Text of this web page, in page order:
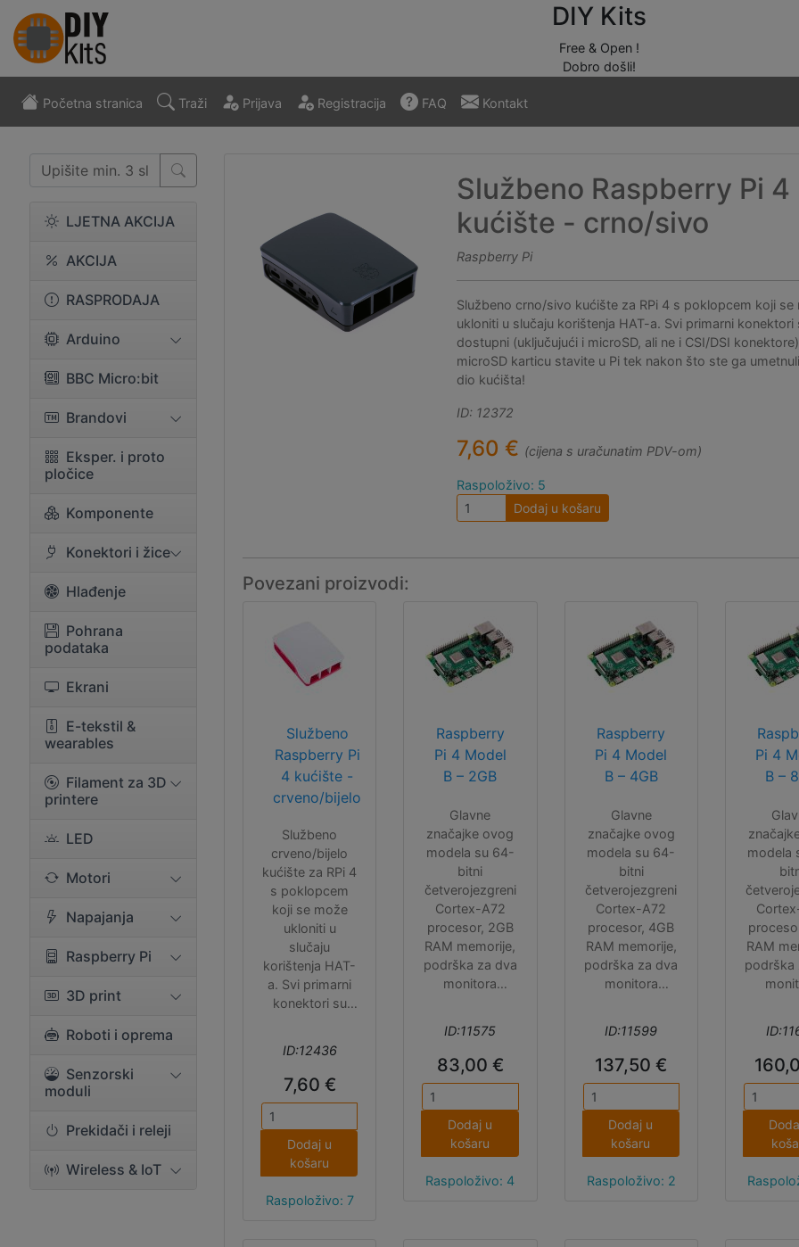
DIY Kits
Free & Open !
Dobro došli!
Početna stranica Traži Prijava Registracija FAQ Kontakt
LJETNA AKCIJA
AKCIJA
RASPRODAJA
Arduino
BBC Micro:bit
Brandovi
Eksper. i proto
pločice
Komponente
Konektori i žice
Hlađenje
Pohrana
podataka
Ekrani
E-tekstil &
wearables
Filament za 3D
printere
LED
Motori
Napajanja
Raspberry Pi
3D print
Roboti i oprema
Senzorski
moduli
Prekidači i releji
Wireless & IoT
Službeno Raspberry Pi 4
kućište - crno/sivo
Raspberry Pi
Službeno crno/sivo kućište za RPi 4 s poklopcem koji se
ukloniti u slučaju korištenja HAT-a. Svi primarni konektori
dostupni (uključujući i microSD, ali ne i CSI/DSI
microSD karticu stavite u Pi tek nakon što ste ga
dio kućišta!
ID: 12372
7,60 € (cijena s uračunatim PDV-om)
Raspoloživo: 5
Dodaj u košaru
Povezani proizvodi:
Službeno
Raspberry Pi
4 kućište -
crveno/bijelo
Službeno
crveno/bijelo
kućište za RPi 4
s poklopcem
koji se može
ukloniti u
slučaju
korištenja HAT-
a. Svi primarni
konektori su
microSD, ali ne i
CSI/DSI
konektore).
Važno: microSD
karticu stavite u
Pi tek nakon što
ste ga umetnuli
kućišta!
ID:12436
7,60 €
Dodaj u
košaru
Raspoloživo: 7
Raspberry
Pi 4 Model
B – 2GB
Glavne
značajke ovog
modela su 64-
bitni
četverojezgreni
Cortex-A72
procesor, 2GB
RAM memorije,
podrška za dva
monitora
video
dekodiranje do
4K60p,
WiFi, Bluetooth
5.0, gigabitni
internet, 2x USB
2.0 priključci.
ID:11575
83,00 €
Dodaj u
košaru
Raspoloživo: 4
Raspberry
Pi 4 Model
B – 4GB
Glavne
značajke ovog
modela su 64-
bitni
četverojezgreni
Cortex-A72
procesor, 4GB
RAM memorije,
podrška za dva
monitora
video
dekodiranje do
4K60p,
WiFi, Bluetooth
5.0, gigabitni
internet, 2x USB
2.0 priključci.
ID:11599
137,50 €
Dodaj u
košaru
Raspoloživo: 2
Pi 4
B –
modela
RAM
podrška
WiFi,
5.0,
internet,
2.0